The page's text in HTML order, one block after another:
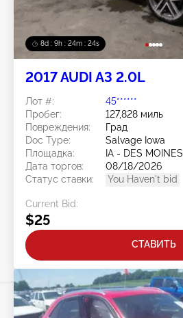
8d : 9h : 24m : 22s
2017 AUDI A3 2.0L
Лот #:
45******
Пробег:
127,828 миль
Повреждения:
Град
Doc Type:
Salvage Iowa
Площадка:
IA - DES MOINES
Дата торгов:
08/18/2026
Статус ставки:
You Haven't bid
Current Bid:
$25
СТАВИТЬ